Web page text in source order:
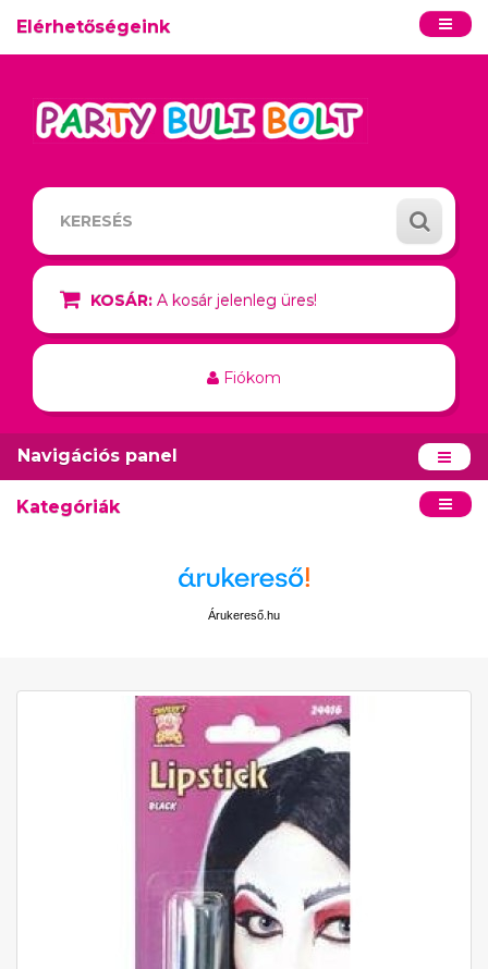
Elérhetőségeink
KOSÁR: A kosár jelenleg üres!
Fiókom
Navigációs panel
Kategóriák
Árukereső.hu